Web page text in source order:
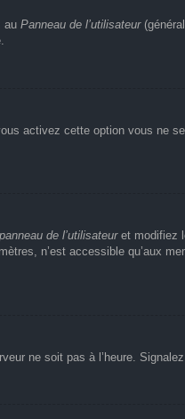
au Panneau de l’utilisateur
activez cette option vous ne
panneau de l’utilisateuret modifiez
n’est accessible qu’aux
ne soit pas à l’heure.